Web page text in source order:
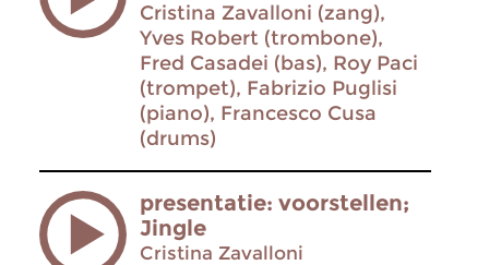
Cristina Zavalloni (zang),
Yves Robert (trombone),
Fred Casadei (bas), Roy Paci
(trompet), Fabrizio Puglisi
(piano), Francesco Cusa
(drums)
presentatie: voorstellen;
Jingle
Cristina Zavalloni